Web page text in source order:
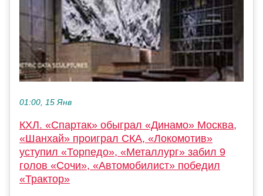
01:00, 15 Янв
КХЛ. «Спартак» обыграл «Динамо» Москва,
«Шанхай» проиграл СКА, «Локомотив»
уступил «Торпедо», «Металлург» забил 9
голов «Сочи», «Автомобилист» победил
«Трактор»